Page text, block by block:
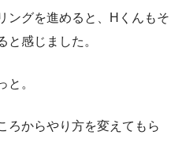
ングを進めると、Hくんもそ
と感じました。
と。
ろからやり方を変えてもら